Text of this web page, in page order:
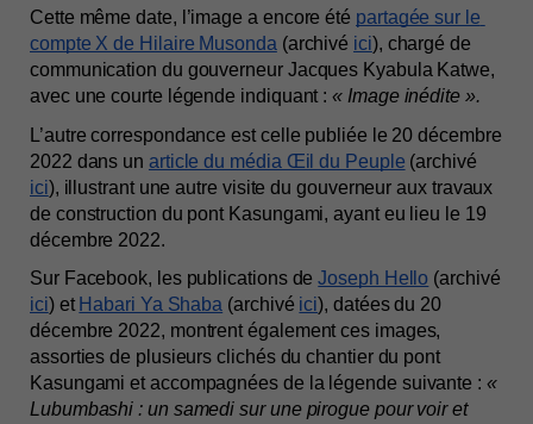
Cette même date, l’image a encore été partagée sur le
compte X de Hilaire Musonda (archivé ici), chargé de
communication du gouverneur Jacques Kyabula Katwe,
avec une courte légende indiquant : « Image inédite ».
L’autre correspondance est celle publiée le 20 décembre
2022 dans un article du média Œil du Peuple
ici), illustrant une autre visite du gouverneur aux travaux
de construction du pont Kasungami, ayant eu lieu le 19
décembre 2022.
Sur Facebook, les publications de Joseph Hello
ici) et Habari Ya Shaba (archivé ici), datées du 20
décembre 2022, montrent également ces images,
assorties de plusieurs clichés du chantier du pont
Kasungami et accompagnées de la légende suivante : «
Lubumbashi : un samedi sur une pirogue pour voir et